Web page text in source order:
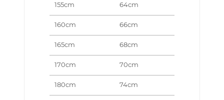
155cm 64cm
160cm 66cm
165cm 68cm
170cm 70cm
180cm 74cm